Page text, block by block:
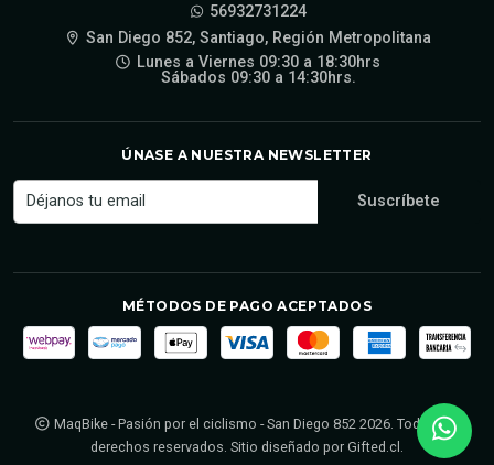
56932731224
San Diego 852, Santiago, Región Metropolitana
Lunes a Viernes 09:30 a 18:30hrs
Sábados 09:30 a 14:30hrs.
ÚNASE A NUESTRA NEWSLETTER
MÉTODOS DE PAGO ACEPTADOS
MaqBike - Pasión por el ciclismo - San Diego 852 2026. Todos los
derechos reservados. Sitio diseñado por Gifted.cl